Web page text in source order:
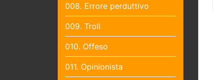
008. Errore perduttivo
009. Troll
010. Offeso
011. Opinionista